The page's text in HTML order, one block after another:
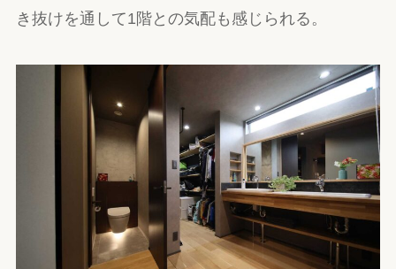
き抜けを通して1階との気配も感じられる。